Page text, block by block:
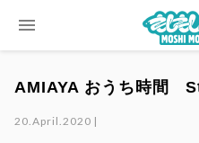
menu
AMIAYA おうち時間
20.April.2020 |